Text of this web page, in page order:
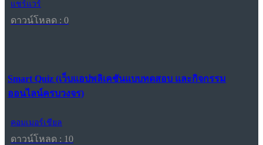
แชร์แวร์
ดาวน์โหลด : 0
Smart Quiz (เว็บแอปพลิเคชันแบบทดสอบ และกิจกรรม
ออนไลน์ครบวงจร)
คอมเมอร์เชียล
ดาวน์โหลด : 10